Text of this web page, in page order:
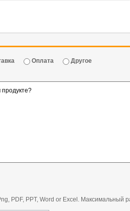
Оплата Другое
PDF, PPT, Word or Excel. Максимальный